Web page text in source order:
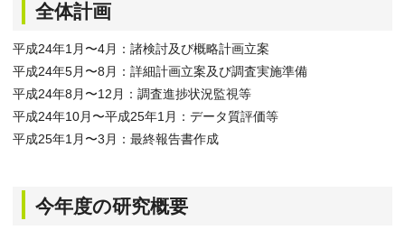
全体計画
平成24年1月〜4月：諸検討及び概略計画立案
平成24年5月〜8月：詳細計画立案及び調査実施準備
平成24年8月〜12月：調査進捗状況監視等
平成24年10月〜平成25年1月：データ質評価等
平成25年1月〜3月：最終報告書作成
今年度の研究概要